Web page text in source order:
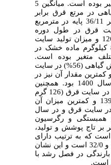
در سال‌های مختلف متغیر بوده است. میانگین 5
در مرتع قرق برابر
113900 و چرا شده برابر 36/11 پایه در مترمربع
قرق در طول دوره
آماربرداری از 487 تا 1261 و میزان تولید سایت
چرا شده از 673 تا 896 کیلوگرم ماده خشک در
متغیر بوده است.
بیشترین میزان تاج پوشش گیاهی (56%) در سایت
چرا شده در سال 1398 و کمترین مقدار آن نیز در
سایت قرق (30%) در سال 1400 بود. همچنین
بیشترین میزان تولید کل در سایت قرق (126 گرم
در مترمربع) در سال 1398 و کمترین میزان آن
در سایت قرق و در سال
همبستگی و رگرسیون
بر تاج پوشش و تولید،
که به ترتیب دارای
ضریب رگرسیونی 053/0 و 32/0 است و این نشان
بارندگی در فصل رشد با
است.